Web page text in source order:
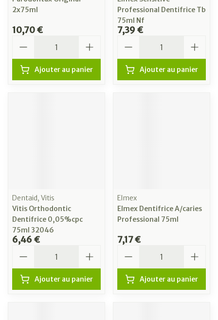
2x75ml
10,70 €
Ajouter au panier
Professional Dentifrice Tb
75ml Nf
7,39 €
Ajouter au panier
Dentaid, Vitis
Vitis Orthodontic
Dentifrice 0,05%cpc
75ml 32046
6,46 €
Ajouter au panier
Elmex
Elmex Dentifrice A/caries
Professional 75ml
7,17 €
Ajouter au panier